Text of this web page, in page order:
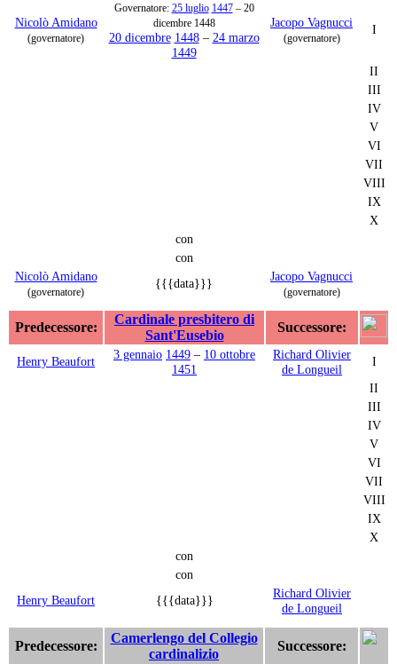
Nicolò Amidano
(governatore)
Governatore: 25 luglio 1447– 20
dicembre 1448
20 dicembre 1448– 24 marzo
1449
Jacopo Vagnucci
(governatore)
I
II
III
IV
V
VI
VII
VIII
IX
X
con
con
Nicolò Amidano
(governatore)
{{{data}}} Jacopo Vagnucci
(governatore)
Predecessore:
Cardinale presbitero di
Sant'Eusebio
Successore:
Henry Beaufort 3 gennaio 1449 – 10 ottobre
1451
Richard Olivier
de Longueil
I
II
III
IV
V
VI
VII
VIII
IX
X
con
con
Henry Beaufort
{{{data}}}
Richard Olivier
de Longueil
Predecessore:
Camerlengo del Collegio
cardinalizio
Successore: